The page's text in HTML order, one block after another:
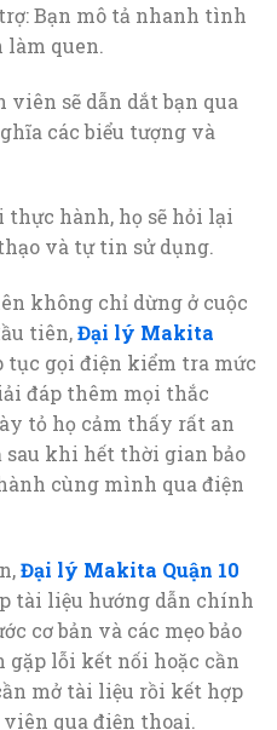
Bạn mô tả nhanh tình
làm quen.
sẽ dẫn dắt bạn qua
các biểu tượng và
thực hành, họ sẽ hỏi lại
và tự tin sử dụng.
không chỉ dừng ở cuộc
tiên,Đại lý Makita
tục gọi điện kiểm tra mức
đáp thêm mọi thắc
tỏ họ cảm thấy rất an
khi hết thời gian bảo
cùng mình qua điện
Đại lý Makita Quận 10
tài liệu hướng dẫn chính
cơ bản và các mẹo bảo
lỗi kết nối hoặc cần
mở tài liệu rồi kết hợp
qua điện thoại.